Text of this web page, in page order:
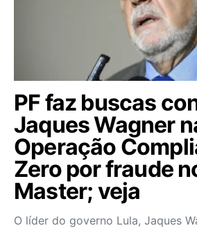
PF faz buscas
Jaques Wagner
Operação
Zero por fraude
Master; veja
O líder do governo Lula, Jaques